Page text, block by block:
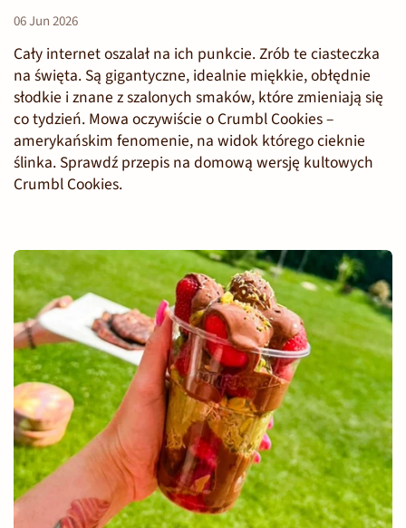
06 Jun 2026
Cały internet oszalał na ich punkcie. Zrób te ciasteczka
na święta. Są gigantyczne, idealnie miękkie, obłędnie
słodkie i znane z szalonych smaków, które zmieniają się
co tydzień. Mowa oczywiście o Crumbl Cookies –
amerykańskim fenomenie, na widok którego cieknie
ślinka. Sprawdź przepis na domową wersję kultowych
Crumbl Cookies.